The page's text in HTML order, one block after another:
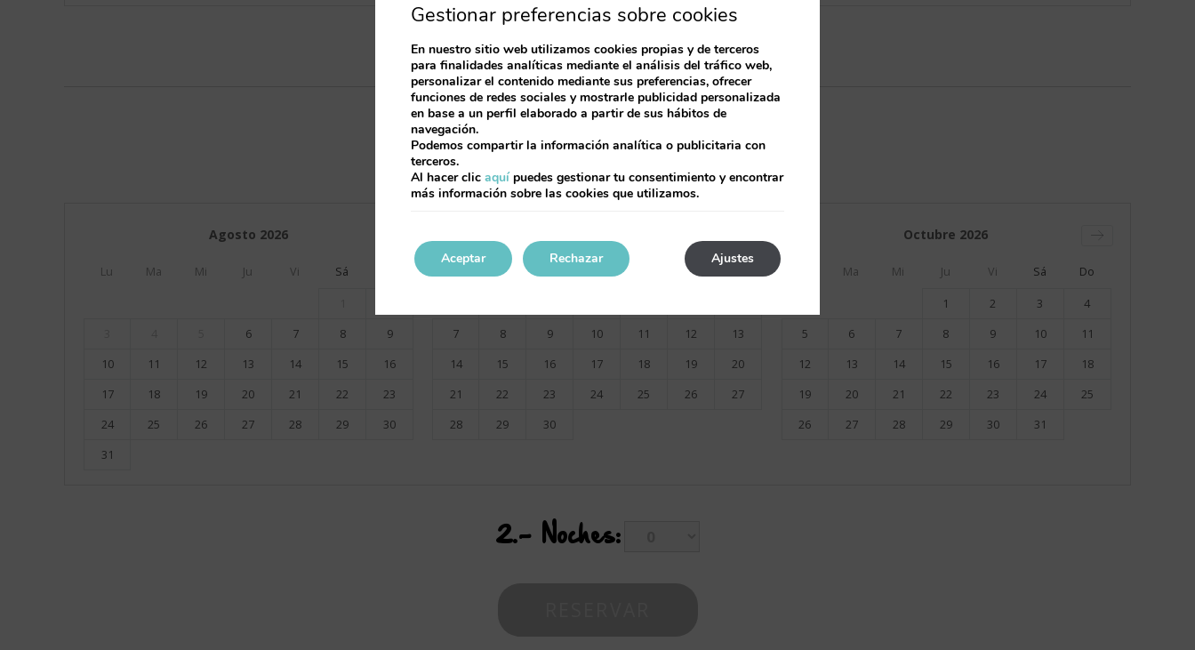
Agosto 2026
Lu Ma Mi Ju Vi Sá
6 7 8
9
10
11 12 13 14 15
16
17
18 19 20 21 22
23
24
25 26 27 28 29
30
31
Ma Sá
7
8 9 10 11 12
13
14
15 16 17 18 19
20
21
22 23 24 25 26
27
28
29 30
Octubre 2026
Ma Mi Ju Vi Sá Do
1 2 3
4
5
6 7 8 9 10
11
12
13 14 15 16 17
18
19
20 21 22 23 24
25
26
27 28 29 30 31
2.-Noches:
Gestionar preferencias sobre cookies
En nuestro sitio web utilizamos cookies propias y de terceros
para finalidades analíticas mediante el análisis del tráfico web,
personalizar el contenido mediante sus preferencias, ofrecer
funciones de redes sociales y mostrarle publicidad personalizada
en base a un perfil elaborado a partir de sus hábitos de
navegación.
Podemos compartir la información analítica o publicitaria con
terceros.
Al hacer clic aquípuedes gestionar tu consentimiento y encontrar
más información sobre las cookies que utilizamos.
Aceptar Ajustes
Rechazar